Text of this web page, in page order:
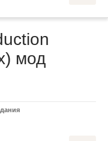
мод